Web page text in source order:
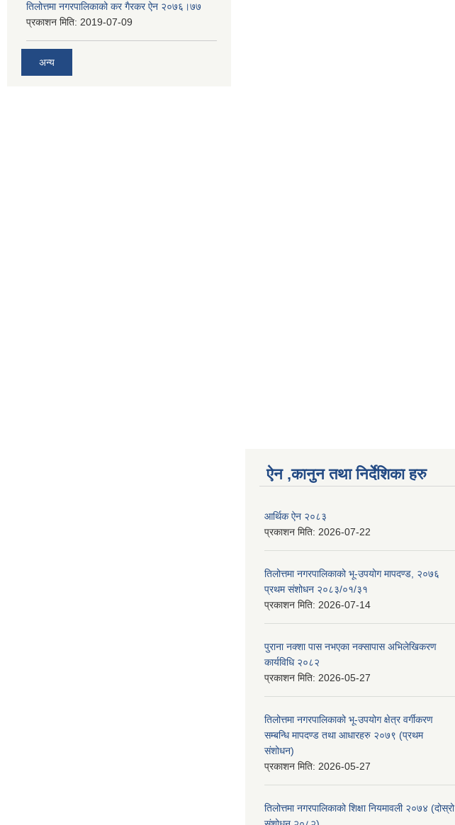
तिलोत्तमा नगरपालिकाको कर गैरकर ऐन २०७६।७७
प्रकाशन मिति: 2019-07-09
अन्य
ऐन ,कानुन तथा निर्देशिका हरु
आर्थिक ऐन २०८३
प्रकाशन मिति: 2026-07-22
तिलोत्तमा नगरपालिकाको भू-उपयोग मापदण्ड, २०७६
प्रथम संशोधन २०८३/०१/३१
प्रकाशन मिति: 2026-07-14
पुराना नक्शा पास नभएका नक्सापास अभिलेखिकरण
कार्यविधि २०८२
प्रकाशन मिति: 2026-05-27
तिलोत्तमा नगरपालिकाको भू-उपयोग क्षेत्र वर्गीकरण
सम्बन्धि मापदण्ड तथा आधारहरु २०७९ (प्रथम
संशोधन)
प्रकाशन मिति: 2026-05-27
तिलोत्तमा नगरपालिकाको शिक्षा नियमावली २०७४ (दोस्रो